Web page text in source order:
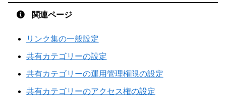
関連ページ
リンク集の一般設定
共有カテゴリーの設定
共有カテゴリーの運用管理権限の設定
共有カテゴリーのアクセス権の設定